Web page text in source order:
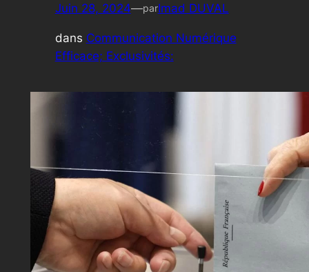
Juin 28, 2024—parImad DUVAL
dans Communication Numérique
Efficace; Exclusivités: